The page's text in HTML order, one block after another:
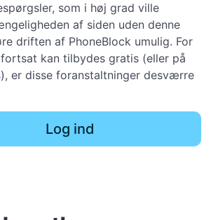
som i høj grad ville
af siden uden denne
driften af PhoneBlock umulig. For
kan tilbydes gratis (eller på
), er disse foranstaltninger desværre
Log ind